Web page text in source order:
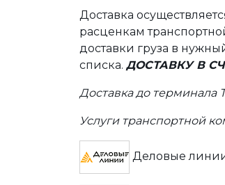
Доставка
расценкам
доставки груза в
списка. ДОСТАВКУ В
Доставка до терминала
Услуги транспортной
Деловые